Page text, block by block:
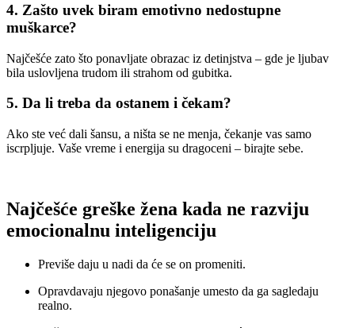
4. Zašto uvek biram emotivno nedostupne
muškarce?
Najčešće zato što ponavljate obrazac iz detinjstva – gde je ljubav
bila uslovljena trudom ili strahom od gubitka.
5. Da li treba da ostanem i čekam?
Ako ste već dali šansu, a ništa se ne menja, čekanje vas samo
iscrpljuje. Vaše vreme i energija su dragoceni – birajte sebe.
Najčešće greške žena kada ne razviju
emocionalnu inteligenciju
Previše daju u nadi da će se on promeniti.
Opravdavaju njegovo ponašanje umesto da ga sagledaju
realno.